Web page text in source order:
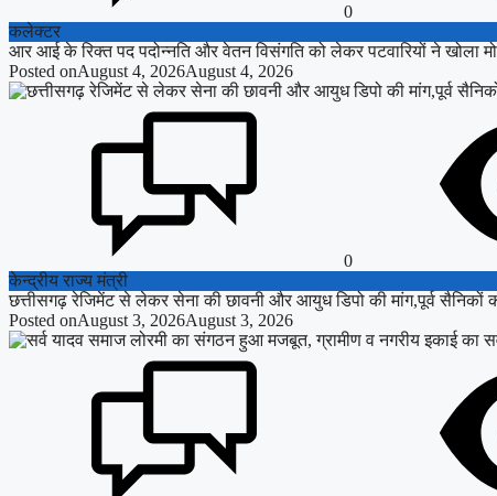
0
कलेक्टर
आर आई के रिक्त पद पदोन्नति और वेतन विसंगति को लेकर पटवारियों ने खोला
Posted onAugust 4, 2026August 4, 2026
0
केन्द्रीय राज्य मंत्री
छत्तीसगढ़ रेजिमेंट से लेकर सेना की छावनी और आयुध डिपो की मांग,पूर्व
Posted onAugust 3, 2026August 3, 2026